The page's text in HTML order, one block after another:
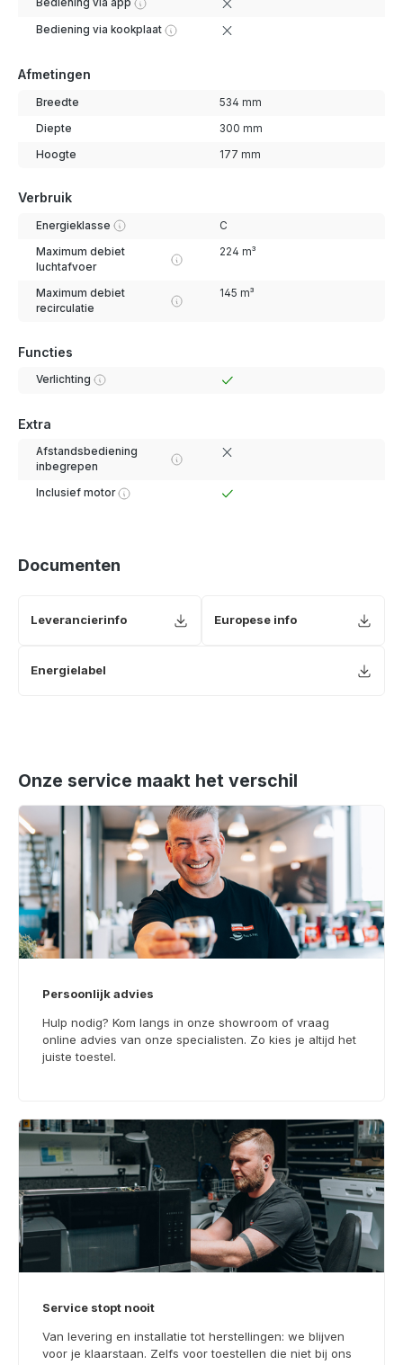
Bediening via app
Bediening via kookplaat
Afmetingen
Breedte 534 mm
Diepte 300 mm
Hoogte 177 mm
Verbruik
Energieklasse C
Maximum debiet
luchtafvoer
224 m³
Maximum debiet
recirculatie
145 m³
Functies
Verlichting
Extra
Afstandsbediening
inbegrepen
Inclusief motor
Documenten
Leverancierinfo Europese info
Energielabel
Onze service maakt het verschil
Persoonlijk advies
Hulp nodig? Kom langs in onze showroom of vraag
online advies van onze specialisten. Zo kies je altijd het
juiste toestel.
Service stopt nooit
Van levering en installatie tot herstellingen: we blijven
voor je klaarstaan. Zelfs voor toestellen die niet bij ons